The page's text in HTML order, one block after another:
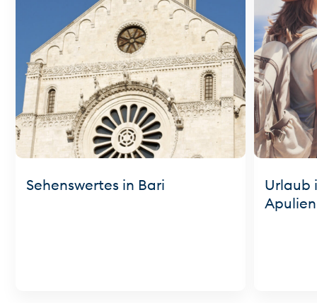
Sehenswertes in Bari
Urlaub
Apulien